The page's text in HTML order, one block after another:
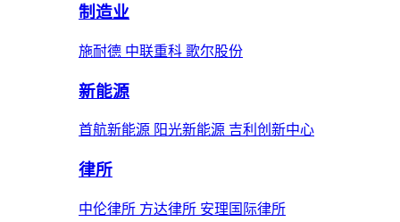
制造业
施耐德 中联重科 歌尔股份
新能源
首航新能源 阳光新能源 吉利创新中心
律所
中伦律所 方达律所 安理国际律所